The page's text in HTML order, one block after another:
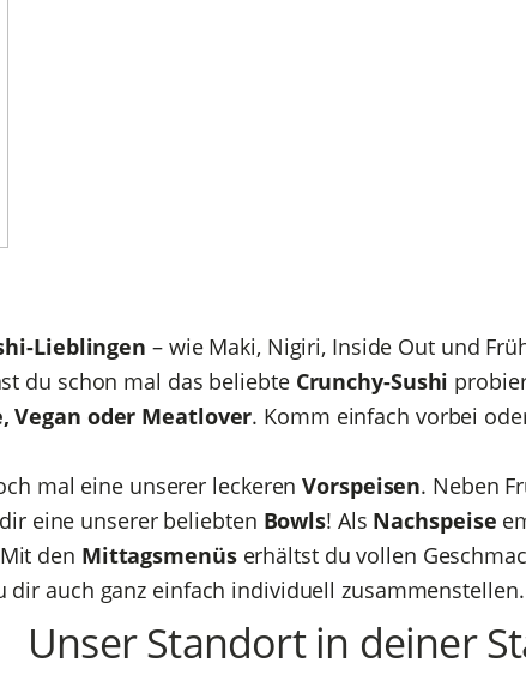
Lieblingen – wie Maki, Nigiri, Inside Out und
du schon mal das beliebte Crunchy-Sushi
Vegan oder Meatlover. Komm einfach vorbei
mal eine unserer leckerenVorspeisen. Neben
eine unserer beliebten Bowls! Als Nachspeise
den Mittagsmenüserhältst du vollen
dir auch ganz einfach individuell zusammenstellen.
Unser Standort in deiner